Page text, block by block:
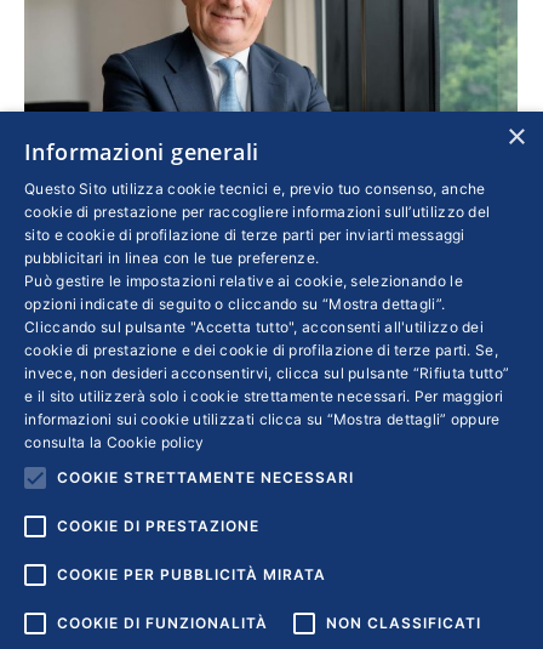
accelerare la digitalizzazione”
Economia, Imprese
MORENA PIVETTI
18 Maggio 2020
Il motto del titolare della Cosberg di Bergamo,
anche lui colpito dall’epidemia, è: “Bisogna
trasformare le difficoltà in opportunità”. La
lezione più generale? Ridisegnare la fabbrica,
rivedere i processi produttivi e i modelli di
business
×
Informazioni generali
Questo Sito utilizza cookie tecnici e, previo tuo consenso, anche
cookie di prestazione per raccogliere informazioni sull’utilizzo del
sito e cookie di profilazione di terze parti per inviarti messaggi
pubblicitari in linea con le tue preferenze.
Può gestire le impostazioni relative ai cookie, selezionando le
opzioni indicate di seguito o cliccando su “Mostra dettagli”.
Cliccando sul pulsante "Accetta tutto", acconsenti all'utilizzo dei
cookie di prestazione e dei cookie di profilazione di terze parti. Se,
invece, non desideri acconsentirvi, clicca sul pulsante “Rifiuta tutto”
e il sito utilizzerà solo i cookie strettamente necessari. Per maggiori
informazioni sui cookie utilizzati clicca su “Mostra dettagli” oppure
consulta la Cookie policy
COOKIE STRETTAMENTE NECESSARI
COOKIE DI PRESTAZIONE
COOKIE PER PUBBLICITÀ MIRATA
COOKIE DI FUNZIONALITÀ NON CLASSIFICATI